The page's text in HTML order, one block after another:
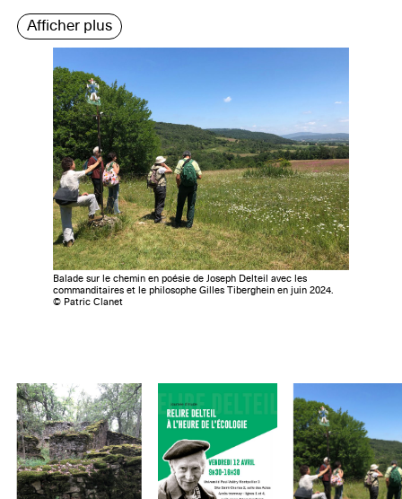
Afficher plus
Balade sur le chemin en poésie de Joseph Delteil avec les
commanditaires et le philosophe Gilles Tiberghein en juin 2024.
© Patric Clanet